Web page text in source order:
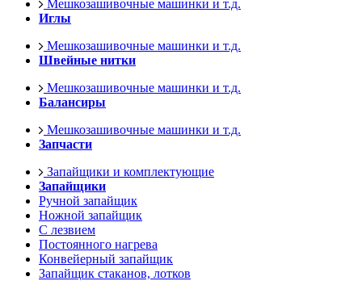
Мешкозашивочные машинки и т.д.
Иглы
Мешкозашивочные машинки и т.д.
Швейные нитки
Мешкозашивочные машинки и т.д.
Балансиры
Мешкозашивочные машинки и т.д.
Запчасти
Запайщики и комплектующие
Запайщики
Ручной запайщик
Ножной запайщик
С лезвием
Постоянного нагрева
Конвейерный запайщик
Запайщик стаканов, лотков